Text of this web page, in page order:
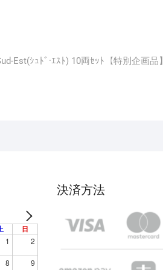
Est(ｼｭﾄﾞ·ｴｽﾄ) 10両ｾｯﾄ【特別企画品】
日
1 2
8 9
決済方法